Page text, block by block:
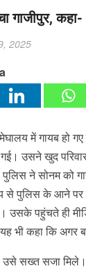
गाजीपुर,
2025
में गायब हो
उसने खुद
ने सोनम को
से पुलिस के आने पर
पहुंचते ही
भी कहा कि अगर
उसे सख्त सजा